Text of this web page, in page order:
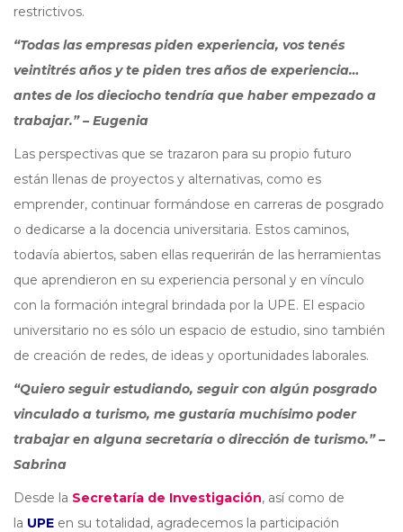
restrictivos.
“Todas las empresas piden experiencia, vos tenés
veintitrés años y te piden tres años de experiencia…
antes de los dieciocho tendría que haber empezado a
trabajar.” – Eugenia
Las perspectivas que se trazaron para su propio futuro
están llenas de proyectos y alternativas, como es
emprender, continuar formándose en carreras de posgrado
o dedicarse a la docencia universitaria. Estos caminos,
todavía abiertos, saben ellas requerirán de las herramientas
que aprendieron en su experiencia personal y en vínculo
con la formación integral brindada por la UPE. El espacio
universitario no es sólo un espacio de estudio, sino también
de creación de redes, de ideas y oportunidades laborales.
“Quiero seguir estudiando, seguir con algún posgrado
vinculado a turismo, me gustaría muchísimo poder
trabajar en alguna secretaría o dirección de turismo.” –
Sabrina
Desde la Secretaría de Investigación, así como de
la UPE en su totalidad, agradecemos la participación